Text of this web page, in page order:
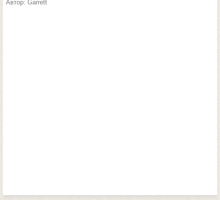
Автор: Garrett